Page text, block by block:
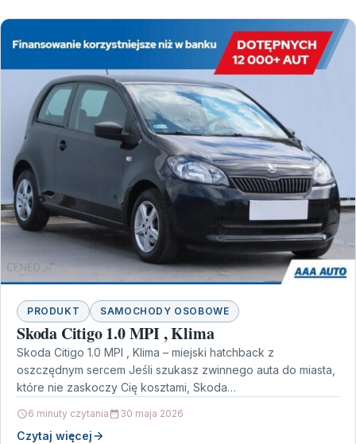
PRODUKT SAMOCHODY OSOBOWE
Skoda Citigo 1.0 MPI , Klima
Skoda Citigo 1.0 MPI , Klima – miejski hatchback z
oszczędnym sercem Jeśli szukasz zwinnego auta do miasta,
które nie zaskoczy Cię kosztami, Skoda…
6 minuty czytania 30 maja 2026
Czytaj więcej